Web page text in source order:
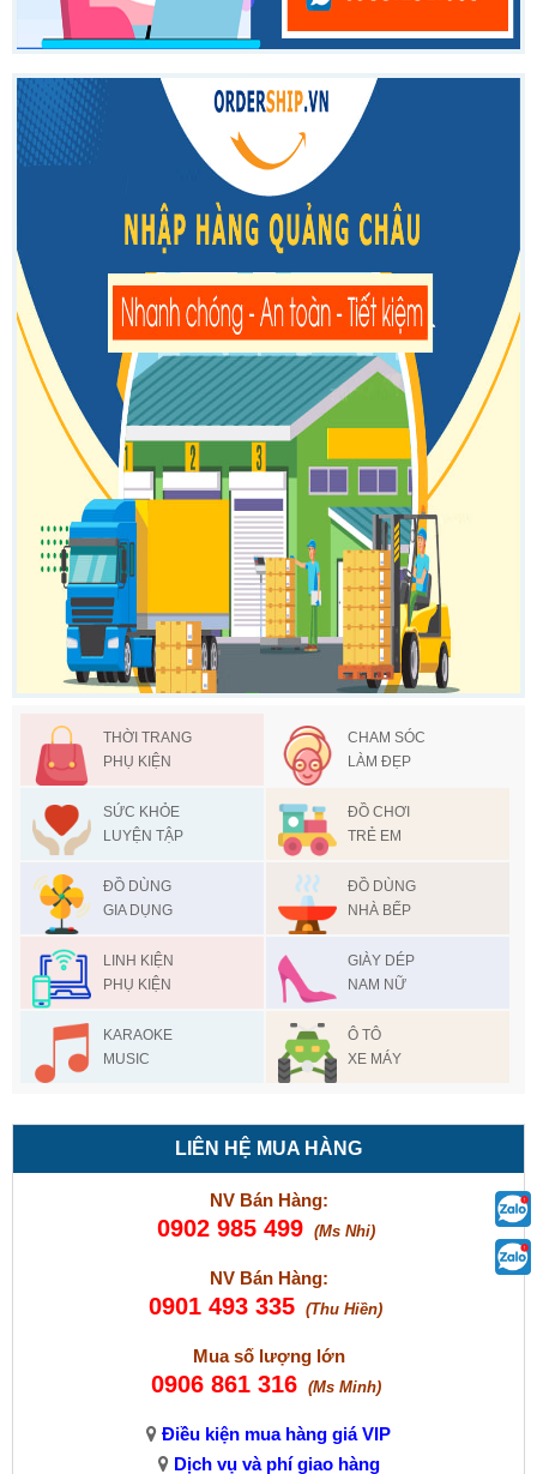
THỜI TRANG
PHỤ KIỆN
CHAM SÓC
LÀM ĐẸP
SỨC KHỎE
LUYỆN TẬP
ĐỒ CHƠI
TRẺ EM
ĐỒ DÙNG
GIA DỤNG
ĐỒ DÙNG
NHÀ BẾP
LINH KIỆN
PHỤ KIỆN
GIÀY DÉP
NAM NỮ
KARAOKE
MUSIC
Ô TÔ
XE MÁY
LIÊN HỆ MUA HÀNG
NV Bán Hàng:
0902 985 499 (Ms Nhi)
NV Bán Hàng:
0901 493 335 (Thu Hiền)
Mua số lượng lớn
0906 861 316 (Ms Minh)
Điều kiện mua hàng giá VIP
Dịch vụ và phí giao hàng